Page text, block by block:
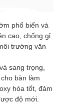
phổ biến và
cao, chống gỉ
trường văn
sang trọng,
bàn làm
hóa tốt, đảm
độ mới.